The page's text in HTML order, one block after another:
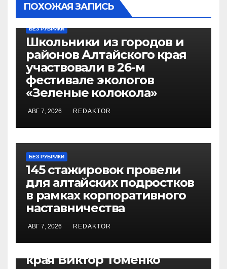
ПОХОЖАЯ ЗАПИСЬ
БЕЗ РУБРИКИ
Школьники из городов и
районов Алтайского края
участвовали в 26-м
фестивале экологов
«Зеленые колокола»
АВГ 7, 2026 REDAKTOR
БЕЗ РУБРИКИ
145 стажировок провели
для алтайских подростков
в рамках корпоративного
наставничества
АВГ 7, 2026 REDAKTOR
Губернатор Алтайского
края Виктор Томенко